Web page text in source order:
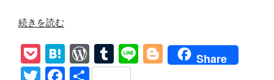
“【Backyard
Made
Me
続きを読む
P
o
H
at
W
or
T
u
Li
Bl
Share